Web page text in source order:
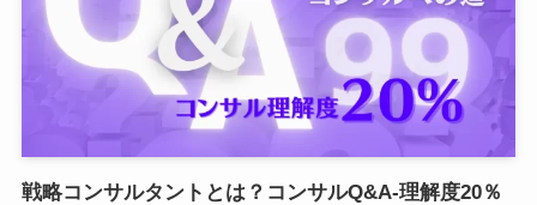
戦略コンサルタントとは？コンサルQ&A-理解度20％